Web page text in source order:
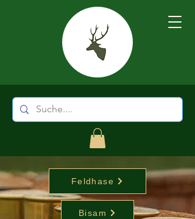
Feldhase
Bisam